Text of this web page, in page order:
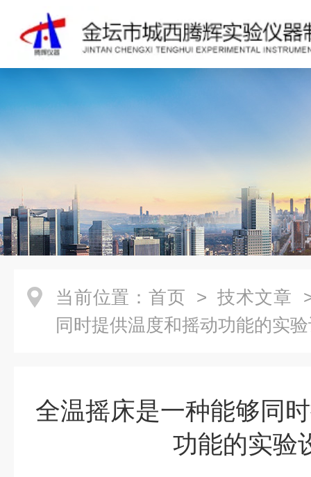
当前位置： 首页 > 技术文章
同时提供温度和摇动功能的实
全温摇床是一种能够同
功能的实验